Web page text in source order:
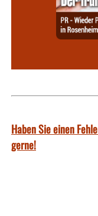
Haben Sie einen
gerne!